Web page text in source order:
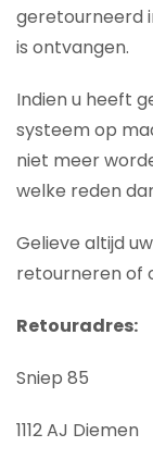
geretourneerd
is ontvangen.
Indien u heeft
systeem op
niet meer
welke reden
Gelieve altijd
retourneren of
Retouradres:
Sniep 85
1112 AJ Diemen